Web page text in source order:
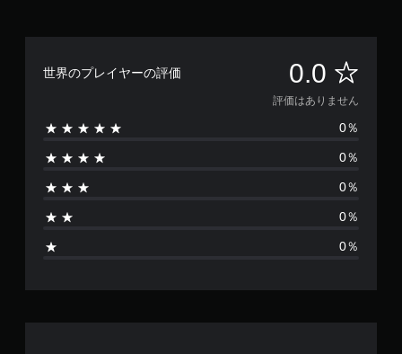
世界のプレイヤーの評価 0.0 評
価
は
あ
ま
評価はありません
0％
0％
0％
0％
0％